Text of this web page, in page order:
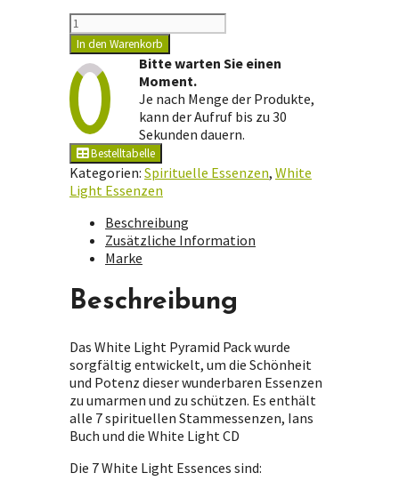
White
Light
Pyramidenset
Menge
In den Warenkorb
Bitte warten Sie einen
Moment.
Je nach Menge der Produkte,
kann der Aufruf bis zu 30
Sekunden dauern.
Bestelltabelle
Kategorien: Spirituelle Essenzen, White
Light Essenzen
Beschreibung
Zusätzliche Information
Marke
Beschreibung
Das White Light Pyramid Pack wurde
sorgfältig entwickelt, um die Schönheit
und Potenz dieser wunderbaren Essenzen
zu umarmen und zu schützen. Es enthält
alle 7 spirituellen Stammessenzen, Ians
Buch und die White Light CD
Die 7 White Light Essences sind: